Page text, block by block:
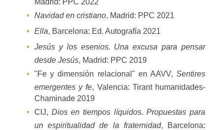
Madrid: PPC 2022
Navidad en cristiano, Madrid: PPC 2021
Ella, Barcelona: Ed. Autografía 2021
Jesús y los esenios. Una excusa para pensar
desde Jesús, Madrid: PPC 2019
"Fe y dimensión relacional" en AAVV, Sentires
emergentes y fe, Valencia: Tirant humanidades-
Chaminade 2019
CIJ, Dios en tiempos líquidos. Propuestas para
un espiritualidad de la fraternidad, Barcelona: